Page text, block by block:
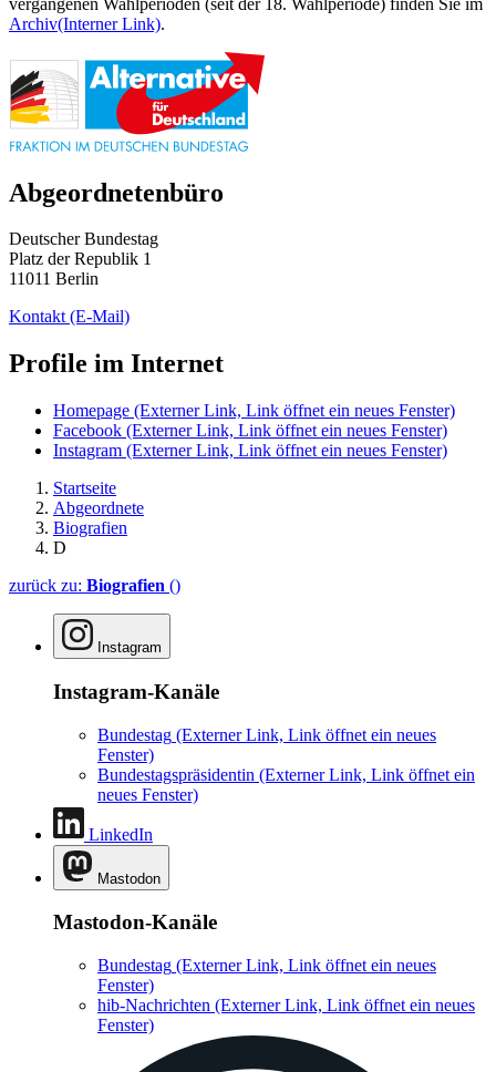
Archiv(Interner Link).
Abgeordnetenbüro
Deutscher Bundestag
Platz der Republik 1
11011 Berlin
Kontakt(E-Mail)
Profile im Internet
Homepage (Externer Link, Link öffnet ein neues Fenster)
Facebook (Externer Link, Link öffnet ein neues Fenster)
Instagram (Externer Link, Link öffnet ein neues Fenster)
Startseite
Abgeordnete
Biografien
D
zurück zu: Biografien ()
Instagram
Instagram-Kanäle
Bundestag (Externer Link, Link öffnet ein neues
Fenster)
Bundestagspräsidentin (Externer Link, Link öffnet ein
neues Fenster)
LinkedIn
Mastodon
Mastodon-Kanäle
Bundestag (Externer Link, Link öffnet ein neues
Fenster)
hib-Nachrichten (Externer Link, Link öffnet ein neues
Fenster)